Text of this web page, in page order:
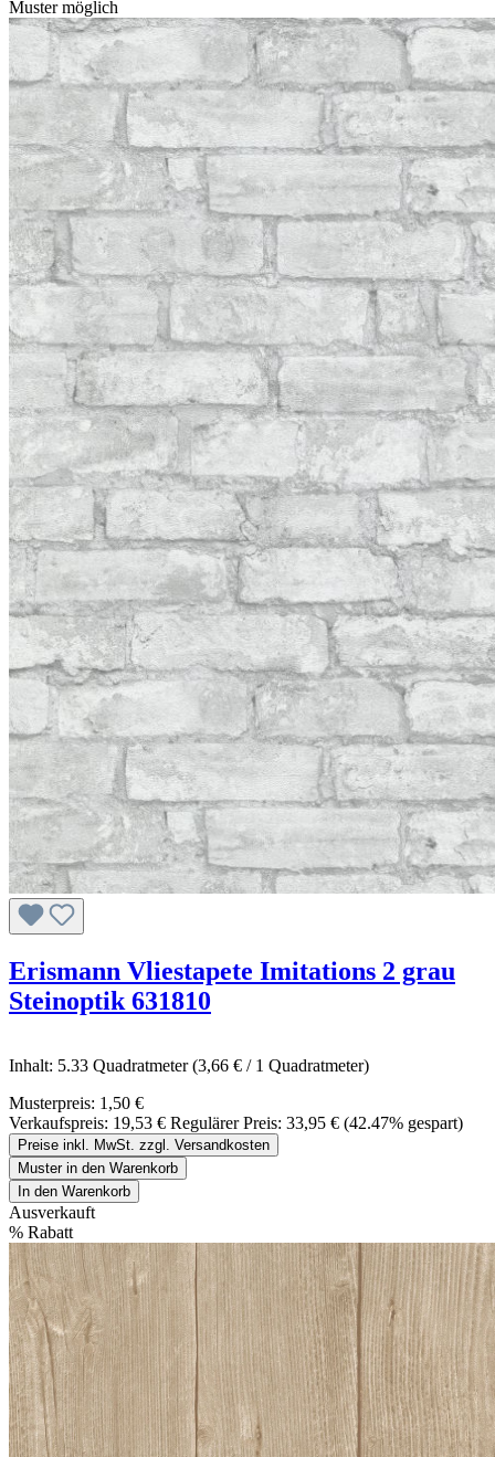
Muster möglich
Erismann Vliestapete Imitations 2 grau
Steinoptik 631810
Inhalt: 5.33 Quadratmeter(3,66 € / 1 Quadratmeter)
Musterpreis: 1,50 €
Verkaufspreis: 19,53 € Regulärer Preis: 33,95 € (42.47% gespart)
Preise inkl. MwSt. zzgl. Versandkosten
Muster in den Warenkorb
In den Warenkorb
Ausverkauft
% Rabatt